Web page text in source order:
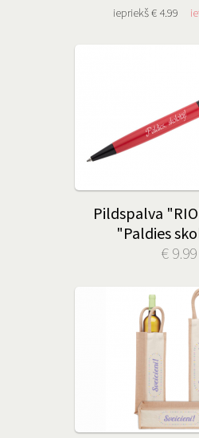
iepriekš € 4.99
Pildspalva
"Paldies
€ 9.99